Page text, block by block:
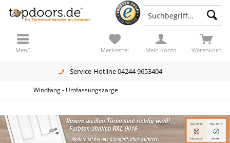
Service-Hotline 04244 9653404
Warenkorb
Merkzettel Mein Konto
Menü
Windfang - Umfassungszarge